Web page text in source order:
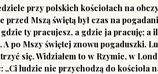
przy polskich kościołach na
Mszą świętą był czas na
ty pracujesz, a gdzie ja pracuję; a
A po Mszy świętej znowu
się. Widziałem to w Rzymie, w
ludzie nie przychodzą do kościoła